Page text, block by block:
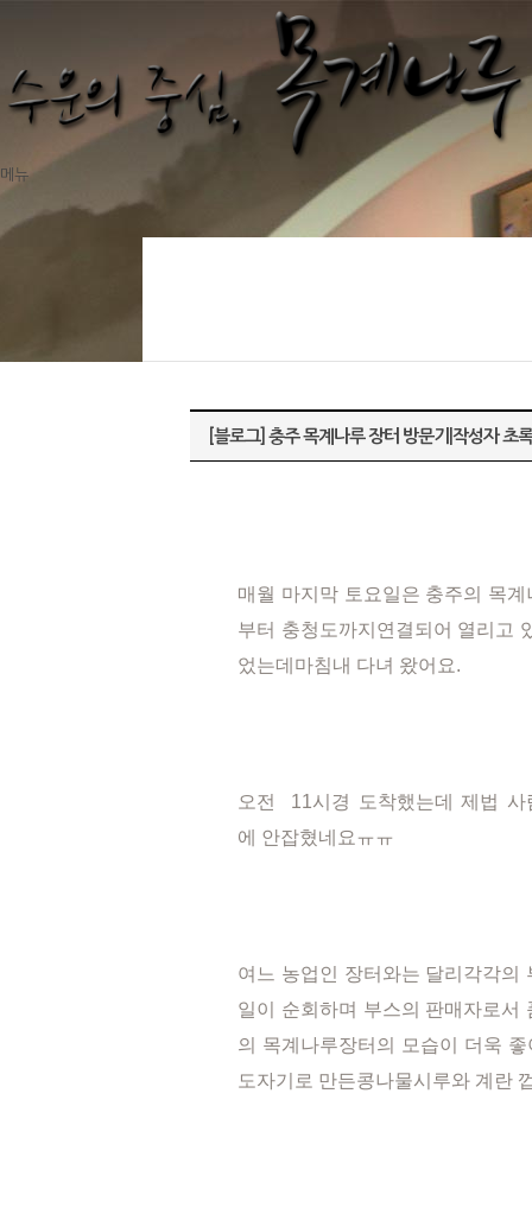
메뉴
[블로그] 충주 목계나루 장터 방문기|작성자 초
매월 마지막 토요일은 충주의 목
부터 충청도까지연결되어 열리고
었는데마침내 다녀 왔어요.
오전 11시경 도착했는데 제법 사
에 안잡혔네요ㅠㅠ
여느 농업인 장터와는 달리각각의
일이 순회하며 부스의 판매자로서
의 목계나루장터의 모습이 더욱
도자기로 만든콩나물시루와 계란